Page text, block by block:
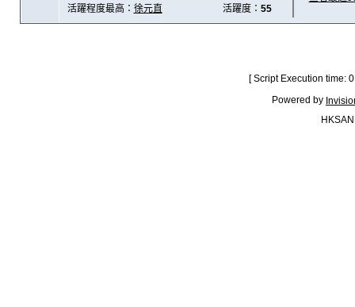
活躍程度最高： 徐元直 活躍度： 55
[ Script Execution time:
Powered by